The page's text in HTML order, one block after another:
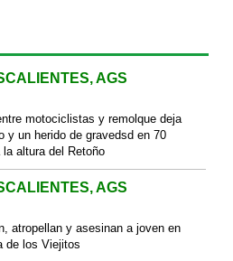
AGS
motociclistas y remolque deja
y un herido de gravedsd en 70
la altura del Retoño
AGS
atropellan y asesinan a joven en
de los Viejitos